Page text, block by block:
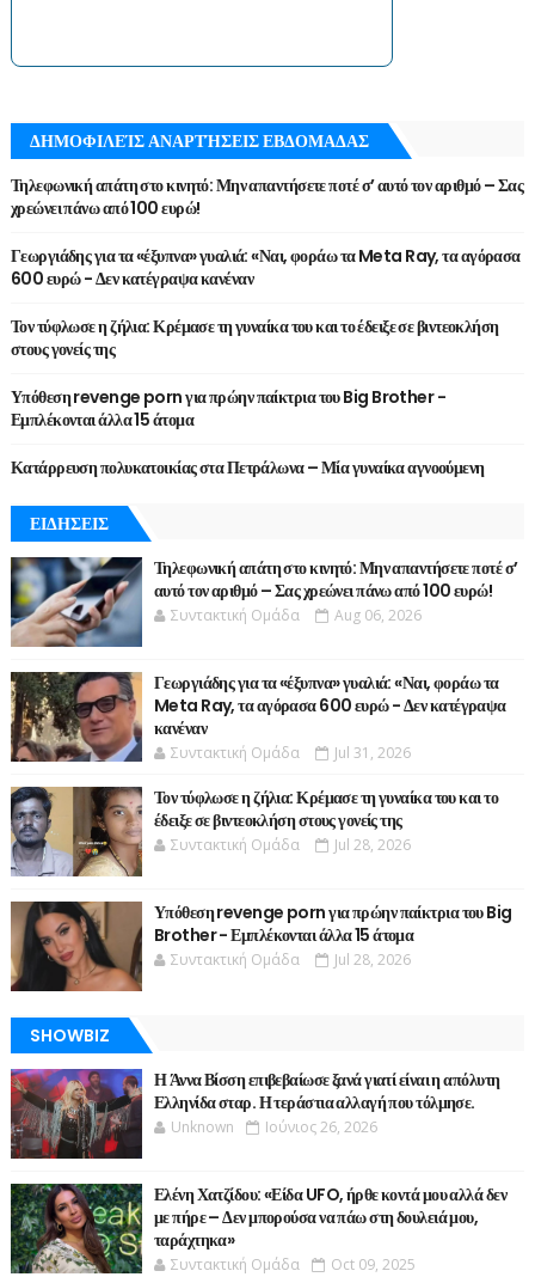
ΔΗΜΟΦΙΛΕΊΣ ΑΝΑΡΤΉΣΕΙΣ ΕΒΔΟΜΑΔΑΣ
Τηλεφωνική απάτη στο κινητό: Μην απαντήσετε ποτέ σ’ αυτό τον αριθμό – Σας
χρεώνει πάνω από 100 ευρώ!
Γεωργιάδης για τα «έξυπνα» γυαλιά: «Ναι, φοράω τα Meta Ray, τα αγόρασα
600 ευρώ - Δεν κατέγραψα κανέναν
Τον τύφλωσε η ζήλια: Κρέμασε τη γυναίκα του και το έδειξε σε βιντεοκλήση
στους γονείς της
Υπόθεση revenge porn για πρώην παίκτρια του Big Brother -
Εμπλέκονται άλλα 15 άτομα
Κατάρρευση πολυκατοικίας στα Πετράλωνα – Μία γυναίκα αγνοούμενη
ΕΙΔΗΣΕΙΣ
Τηλεφωνική απάτη στο κινητό: Μην απαντήσετε ποτέ σ’
αυτό τον αριθμό – Σας χρεώνει πάνω από 100 ευρώ!
Συντακτική Ομάδα Aug 06, 2026
Γεωργιάδης για τα «έξυπνα» γυαλιά: «Ναι, φοράω τα
Meta Ray, τα αγόρασα 600 ευρώ - Δεν κατέγραψα
κανέναν
Συντακτική Ομάδα Jul 31, 2026
Τον τύφλωσε η ζήλια: Κρέμασε τη γυναίκα του και το
έδειξε σε βιντεοκλήση στους γονείς της
Συντακτική Ομάδα Jul 28, 2026
Υπόθεση revenge porn για πρώην παίκτρια του Big
Brother - Εμπλέκονται άλλα 15 άτομα
Συντακτική Ομάδα Jul 28, 2026
SHOWBIZ
Η Άννα Βίσση επιβεβαίωσε ξανά γιατί είναι η απόλυτη
Ελληνίδα σταρ. Η τεράστια αλλαγή που τόλμησε.
Unknown Ιούνιος 26, 2026
Ελένη Χατζίδου: «Είδα UFO, ήρθε κοντά μου αλλά δεν
με πήρε – Δεν μπορούσα να πάω στη δουλειά μου,
ταράχτηκα»
Συντακτική Ομάδα Oct 09, 2025